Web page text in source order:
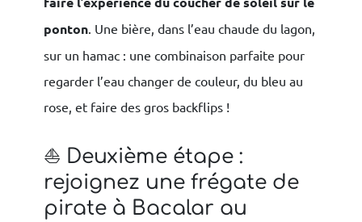
ponton. Une bière, dans l’eau chaude du lagon,
sur un hamac : une combinaison parfaite pour
regarder l’eau changer de couleur, du bleu au
rose, et faire des gros backflips !
⛵️ Deuxième étape :
rejoignez une frégate de
pirate à Bacalar au